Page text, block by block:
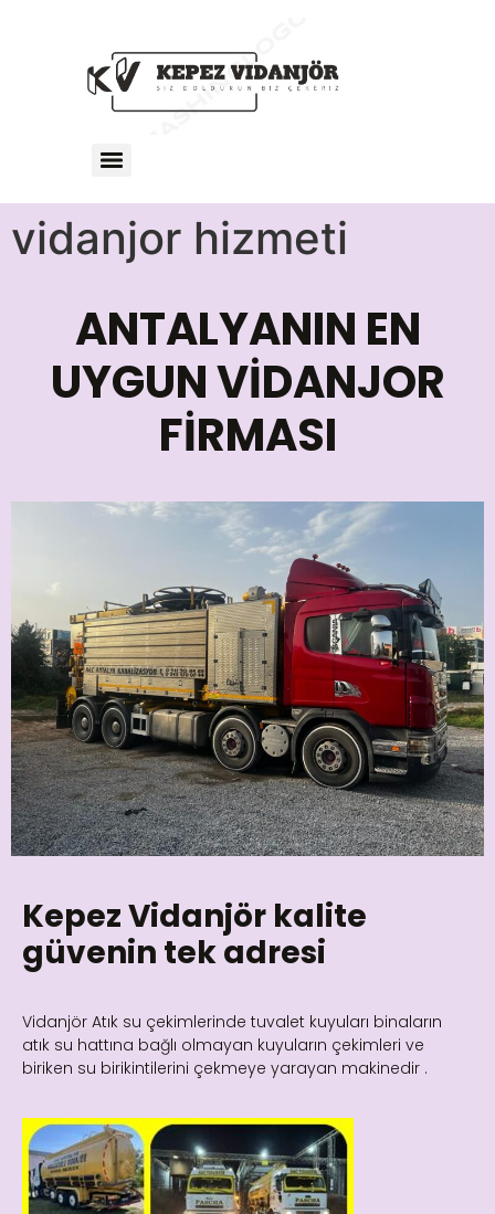
vidanjor hizmeti
ANTALYANIN EN
UYGUN VİDANJOR
FİRMASI
Kepez Vidanjör kalite
güvenin tek adresi
Vidanjör Atık su çekimlerinde tuvalet kuyuları binaların
atık su hattına bağlı olmayan kuyuların çekimleri ve
biriken su birikintilerini çekmeye yarayan makinedir .